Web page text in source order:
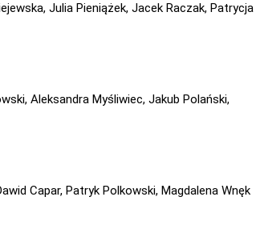
Julia Pieniążek, Jacek Raczak, Patrycja
Aleksandra Myśliwiec, Jakub Polański,
Capar, Patryk Polkowski, Magdalena Wnęk